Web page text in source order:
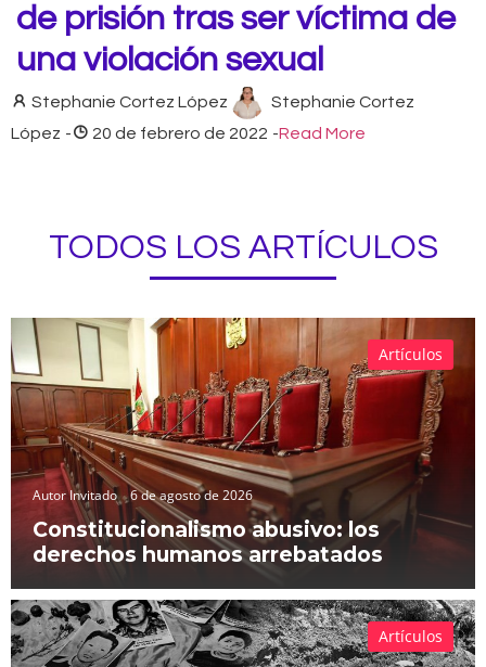
de prisión tras ser víctima de
una violación sexual
Stephanie Cortez López
Stephanie Cortez
López - 20 de febrero de 2022 -Read More
TODOS LOS ARTÍCULOS
Autor Invitado 6 de agosto de 2026
Constitucionalismo abusivo: los
derechos humanos arrebatados
Artículos
Artículos